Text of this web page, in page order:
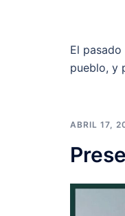
El
pueblo, y
ABRIL 17,